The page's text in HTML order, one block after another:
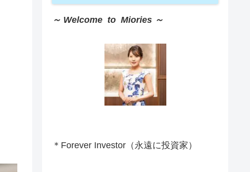
～ Welcome to Miories ～
＊Forever Investor （永遠に投資家）